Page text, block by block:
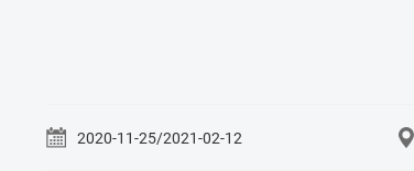
2020-11-25/2021-02-12